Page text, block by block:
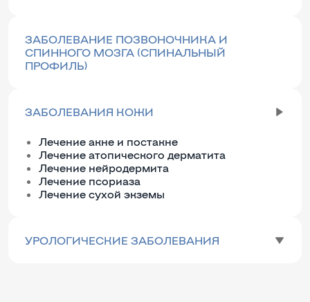
ЗАБОЛЕВАНИЕ ПОЗВОНОЧНИКА И
СПИННОГО МОЗГА (СПИНАЛЬНЫЙ
ПРОФИЛЬ)
ЗАБОЛЕВАНИЯ КОЖИ
Лечение акне и постакне
Лечение атопического дерматита
Лечение нейродермита
Лечение псориаза
Лечение сухой экземы
УРОЛОГИЧЕСКИЕ ЗАБОЛЕВАНИЯ